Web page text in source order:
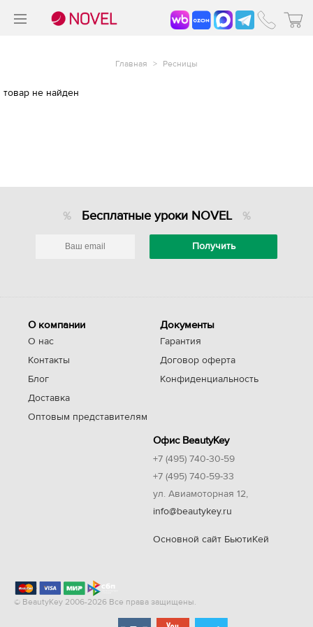
Главная > Ресницы
товар не найден
Бесплатные уроки NOVEL
О компании
О нас
Контакты
Блог
Доставка
Оптовым представителям
Документы
Гарантия
Договор оферта
Конфиденциальность
Офис BeautyKey
+7 (495) 740-30-59
+7 (495) 740-59-33
ул. Авиамоторная 12,
info@beautykey.ru
Основной сайт БьютиКей
© BeautyKey 2006-2026 Все права защищены.